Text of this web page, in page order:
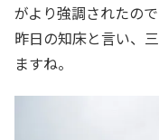
がより強調されたの
昨日の知床と言い、
ますね。